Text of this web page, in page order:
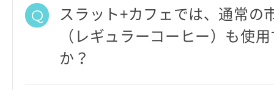
スラット+カフェでは、通常の
（レギュラーコーヒー）も使
か？